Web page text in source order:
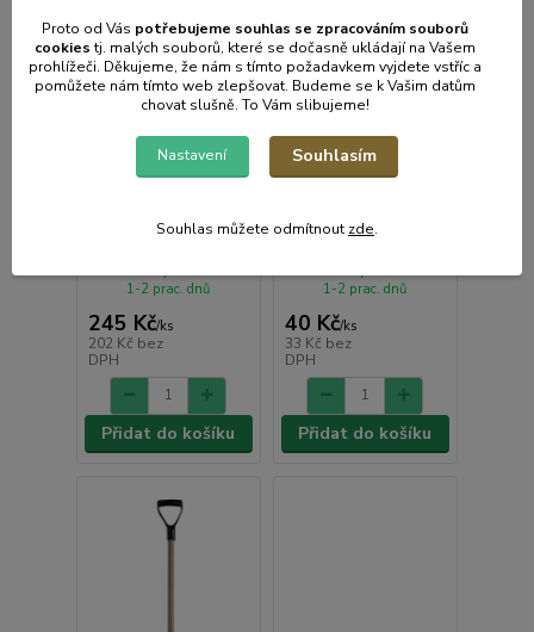
lopata 290x220mm s
245 Kč/ks
202 Kč bez
DPH
1-2 prac. dnů
Přidat do košíku
černá
40 Kč/ks
33 Kč bez
DPH
1-2 prac. dnů
Přidat do košíku
Proto od Vás potřebujeme souhlas se zpracováním souborů
cookiestj. malých souborů, které se dočasně ukládají na Vašem
prohlížeči. Děkujeme, že nám s tímto požadavkem vyjdete vstříc a
pomůžete nám tímto web zlepšovat. Budeme se k Vašim datům
chovat slušně. To Vám slibujeme!
Nastavení Souhlasím
Souhlas můžete odmítnout zde.